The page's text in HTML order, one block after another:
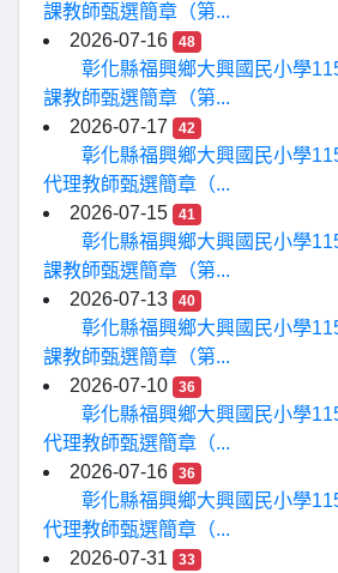
課教師甄選簡章（第...
2026-07-16
48
彰化縣福興鄉大興國民小學
課教師甄選簡章（第...
2026-07-17
42
彰化縣福興鄉大興國民小學
代理教師甄選簡章（...
2026-07-15
41
彰化縣福興鄉大興國民小學
課教師甄選簡章（第...
2026-07-13
40
彰化縣福興鄉大興國民小學
課教師甄選簡章（第...
2026-07-10
36
彰化縣福興鄉大興國民小學
代理教師甄選簡章（...
2026-07-16
36
彰化縣福興鄉大興國民小學
代理教師甄選簡章（...
2026-07-31
33